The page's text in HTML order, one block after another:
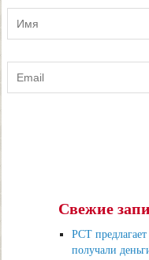
Свежие
РСТ
получали